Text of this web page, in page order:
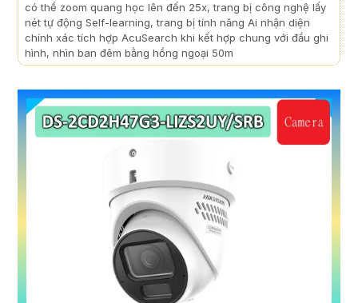
có thể zoom quang học lên đến 25x, trang bị công nghệ lấy
nét tự động Self-learning, trang bị tính năng Ai nhận diện
chính xác tích hợp AcuSearch khi kết hợp chung với đầu ghi
hình, nhìn ban đêm bằng hồng ngoại 50m